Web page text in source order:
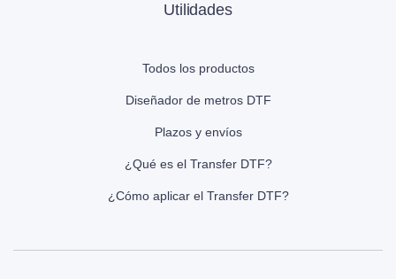
Utilidades
Todos los productos
Diseñador de metros DTF
Plazos y envíos
¿Qué es el Transfer DTF?
¿Cómo aplicar el Transfer DTF?